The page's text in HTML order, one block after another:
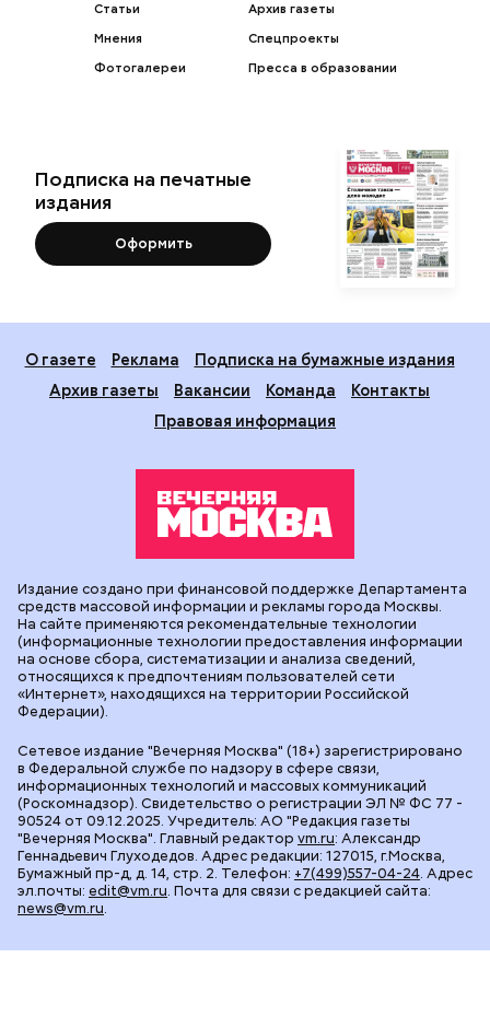
Статьи
Мнения
Фотогалереи
Архив газеты
Спецпроекты
Пресса в образовании
Подписка на печатные
издания
Оформить
О газете Реклама
Подписка на бумажные издания
Архив газеты
Вакансии Команда
Контакты
Правовая информация
Сетевое издание "Вечерняя Москва" (18+) зарегистрировано
в Федеральной службе по надзору в сфере связи,
информационных технологий и массовых коммуникаций
(Роскомнадзор). Свидетельство о регистрации ЭЛ № ФС 77 -
90524 от 09.12.2025. Учредитель: АО "Редакция газеты
"Вечерняя Москва". Главный редактор vm.ru: Александр
Геннадьевич Глуходедов. Адрес редакции: 127015, г.Москва,
Бумажный пр-д, д. 14, стр. 2. Телефон: +7(499)557-04-24. Адрес
эл.почты: edit@vm.ru. Почта для связи с редакцией сайта:
news@vm.ru.
Издание создано при финансовой поддержке Департамента
средств массовой информации и рекламы города Москвы.
На сайте применяются рекомендательные технологии
(информационные технологии предоставления информации
на основе сбора, систематизации и анализа сведений,
относящихся к предпочтениям пользователей сети
«Интернет», находящихся на территории Российской
Федерации).